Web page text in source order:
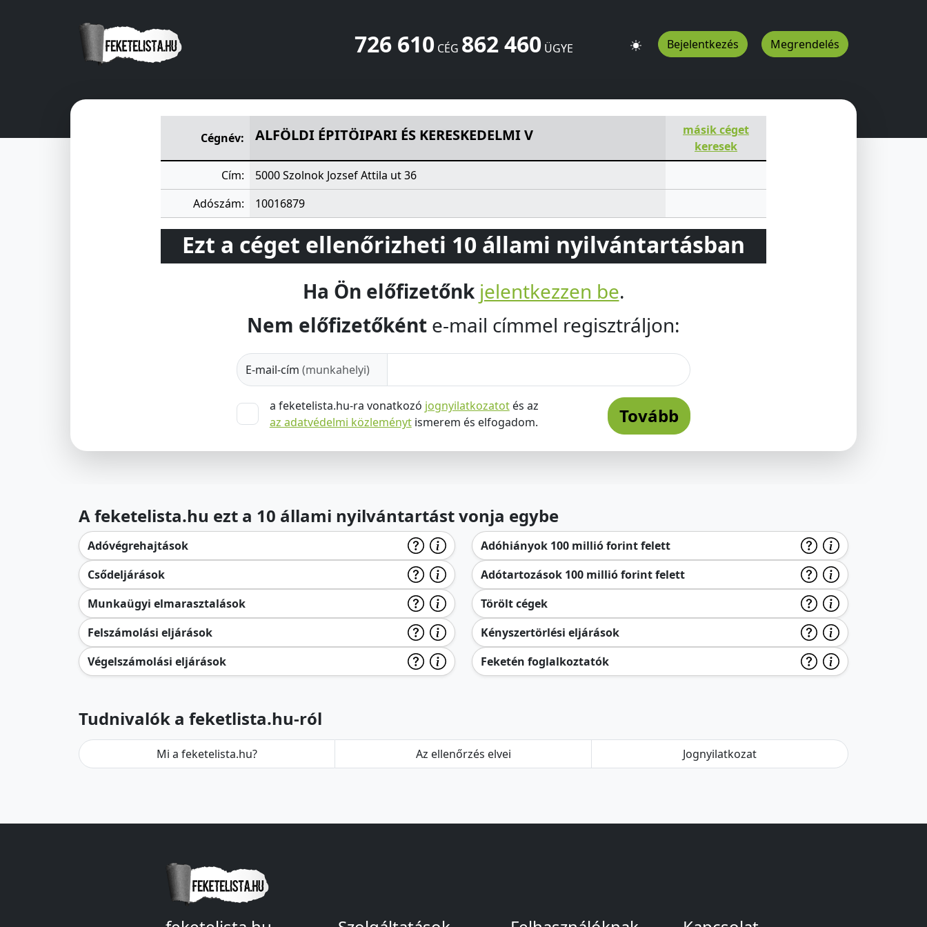
726 610CÉG 862 460ÜGYE Bejelentkezés Megrendelés
Cégnév:
ALFÖLDI ÉPITÖIPARI ÉS KERESKEDELMI V
másik céget
keresek
Cím:
5000 Szolnok Jozsef Attila ut 36
Adószám:
10016879
Ezt a céget ellenőrizheti 10 állami nyilvántartásban
Ha Ön előfizetőnk jelentkezzen be.
Nem előfizetőként e-mail címmel regisztráljon:
E-mail-cím (munkahelyi)
a feketelista.hu-ra vonatkozó jognyilatkozatotés az
az adatvédelmi közleménytismerem és elfogadom. Tovább
A feketelista.hu ezt a 10 állami nyilvántartást vonja egybe
Adóvégrehajtások
Csődeljárások
Munkaügyi elmarasztalások
Felszámolási eljárások
Végelszámolási eljárások
Adóhiányok 100 millió forint felett
Adótartozások 100 millió forint felett
Törölt cégek
Kényszertörlési eljárások
Feketén foglalkoztatók
Tudnivalók a feketlista.hu-ról
Mi a feketelista.hu? Az ellenőrzés elvei Jognyilatkozat